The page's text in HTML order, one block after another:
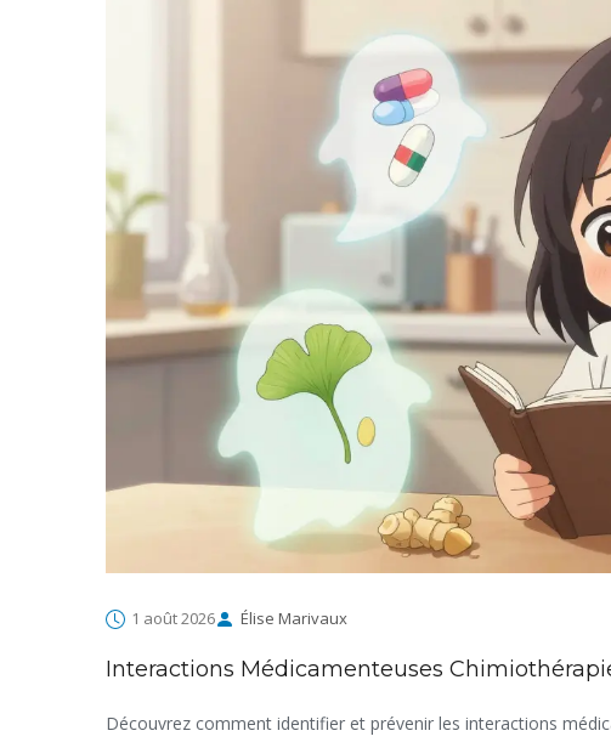
1 août 2026 Élise Marivaux
Interactions Médicamenteuses
Découvrez comment identifier et prévenir les interactions